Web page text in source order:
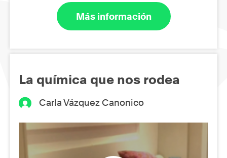
Más información
La química que nos rodea
Carla Vázquez Canonico